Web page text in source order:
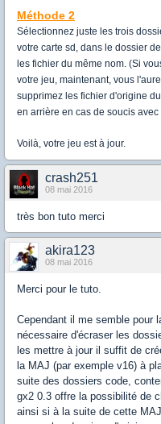
Méthode 2
Sélectionnez juste les trois
votre carte sd, dans le dossier
les fichier du même nom. (Si
votre jeu, maintenant, vous
supprimez les fichier d'origine
en arrière en cas de soucis avec
Voilà, votre jeu est à jour.
crash251
08 mai 2016
très bon tuto merci
akira123
08 mai 2016
Merci pour le tuto.
Cependant il me semble pour
nécessaire d'écraser les
les mettre à jour il suffit de
la MAJ (par exemple v16) à
suite des dossiers code,
gx2 0.3 offre la possibilité de
ainsi si à la suite de cette